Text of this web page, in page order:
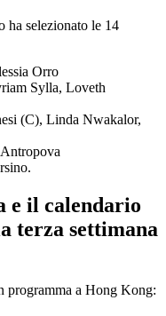
ha selezionato le 14
Orro
Sylla, Loveth
(C), Linda Nwakalor,
e il calendario
terza settimana
programma a Hong Kong: